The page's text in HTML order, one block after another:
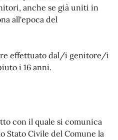
anche se già uniti in
all'epoca del
effettuato dal/i genitore/i
i 16 anni.
con il quale si comunica
Stato Civile del Comune la